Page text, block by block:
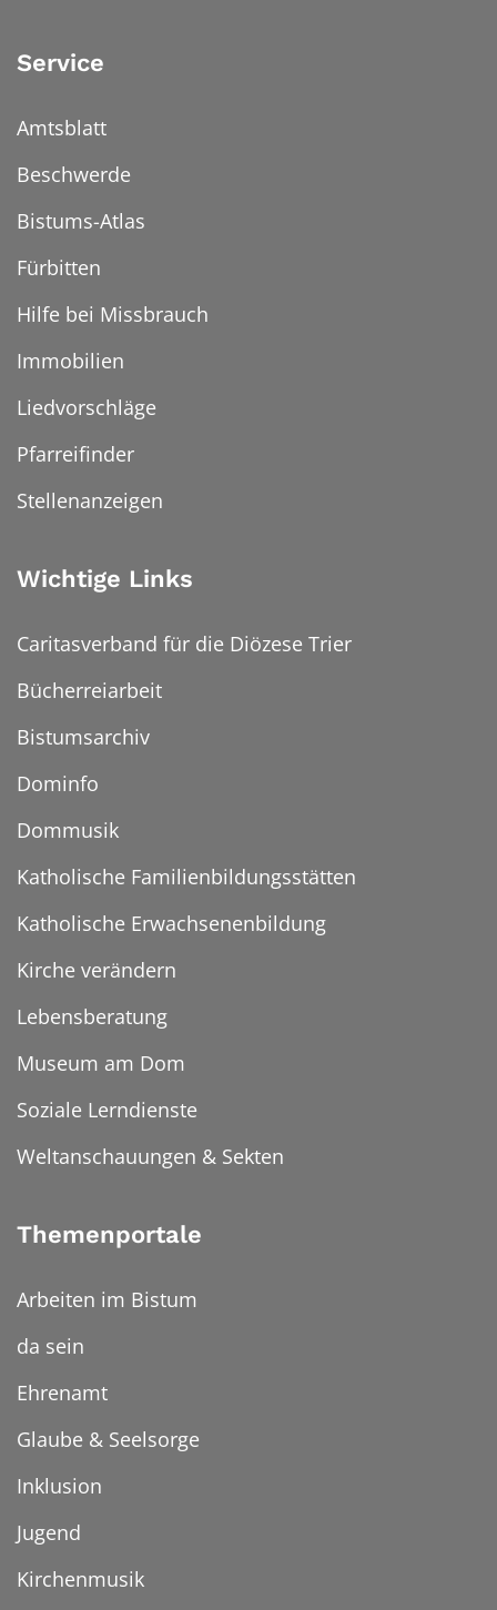
Service
Amtsblatt
Beschwerde
Bistums-Atlas
Fürbitten
Hilfe bei Missbrauch
Immobilien
Liedvorschläge
Pfarreifinder
Stellenanzeigen
Wichtige Links
Caritasverband für die Diözese Trier
Bücherreiarbeit
Bistumsarchiv
Dominfo
Dommusik
Katholische Familienbildungsstätten
Katholische Erwachsenenbildung
Kirche verändern
Lebensberatung
Museum am Dom
Soziale Lerndienste
Weltanschauungen & Sekten
Themenportale
Arbeiten im Bistum
da sein
Ehrenamt
Glaube & Seelsorge
Inklusion
Jugend
Kirchenmusik